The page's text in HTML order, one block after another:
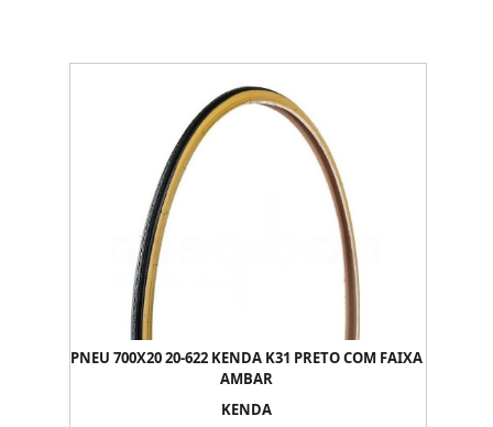
PNEU 700X20 20-622 KENDA K31 PRETO COM FAIXA
AMBAR
KENDA